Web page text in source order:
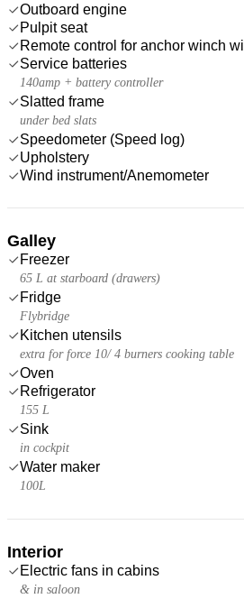
Outboard engine
Pulpit seat
Remote control for anchor winch
Service batteries
140amp + battery controller
Slatted frame
under bed slats
Speedometer (Speed log)
Upholstery
Wind instrument/Anemometer
Galley
Freezer
65 L at starboard (drawers)
Fridge
Flybridge
Kitchen utensils
extra for force 10/ 4 burners cooking table
Oven
Refrigerator
155 L
Sink
in cockpit
Water maker
100L
Interior
Electric fans in cabins
& in saloon